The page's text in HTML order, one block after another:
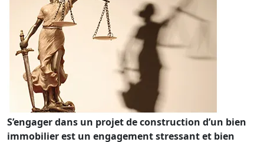
S’engager dans un projet de construction d’un bien
immobilier est un engagement stressant et bien